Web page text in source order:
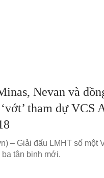
Nevan và
tham dự VCS
– Giải đấu LMHT số một
tân binh mới.